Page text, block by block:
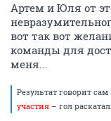
Артем и Юля от
вот так вот
команды для
меня...
Результат говорит сам
участия – гол